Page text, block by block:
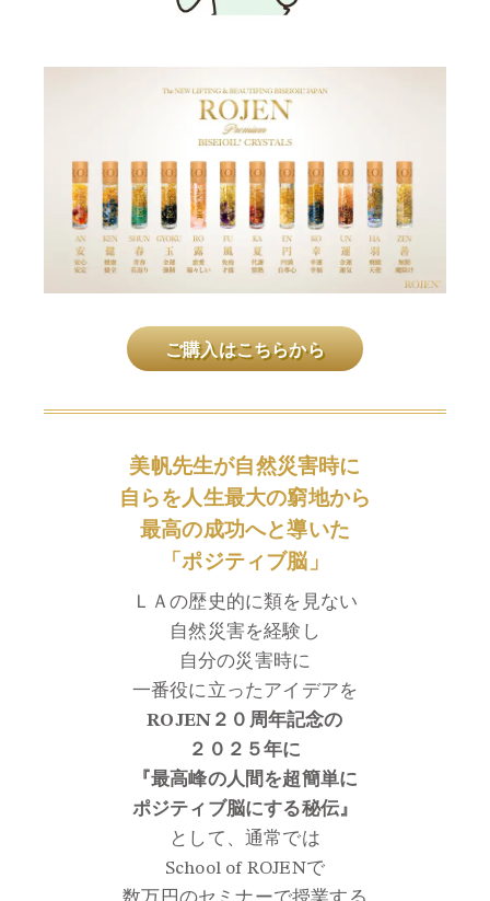
ご購入はこちらから
美帆先生が自然災害時に
自らを人生最大の窮地から
最高の成功へと導いた
「ポジティブ脳」
ＬＡの歴史的に類を見ない
自然災害を経験し
自分の災害時に
一番役に立ったアイデアを
ROJEN２０周年記念の
２０２５年に
『最高峰の人間を超簡単に
ポジティブ脳にする秘伝』
として、通常では
School of ROJENで